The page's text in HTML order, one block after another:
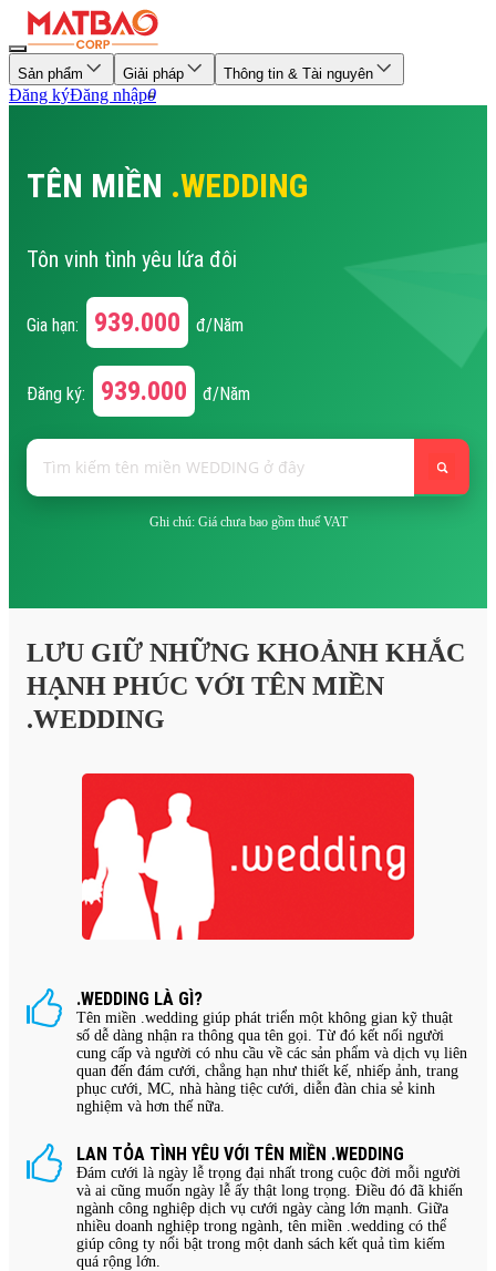
Sản phẩm Giải pháp Thông tin & Tài nguyên
Đăng kýĐăng nhập0
TÊN MIỀN .WEDDING
Tôn vinh tình yêu lứa đôi
Gia hạn: 939.000 đ/Năm
Đăng ký: 939.000 đ/Năm
Ghi chú: Giá chưa bao gồm thuế VAT
LƯU GIỮ NHỮNG KHOẢNH KHẮC
HẠNH PHÚC VỚI TÊN MIỀN
.WEDDING
.WEDDING LÀ GÌ?
Tên miền .wedding giúp phát triển một không gian kỹ thuật
số dễ dàng nhận ra thông qua tên gọi. Từ đó kết nối người
cung cấp và người có nhu cầu về các sản phẩm và dịch vụ liên
quan đến đám cưới, chẳng hạn như thiết kế, nhiếp ảnh, trang
phục cưới, MC, nhà hàng tiệc cưới, diễn đàn chia sẻ kinh
nghiệm và hơn thế nữa.
LAN TỎA TÌNH YÊU VỚI TÊN MIỀN .WEDDING
Đám cưới là ngày lễ trọng đại nhất trong cuộc đời mỗi người
và ai cũng muốn ngày lễ ấy thật long trọng. Điều đó đã khiến
ngành công nghiệp dịch vụ cưới ngày càng lớn mạnh. Giữa
nhiều doanh nghiệp trong ngành, tên miền .wedding có thể
giúp công ty nổi bật trong một danh sách kết quả tìm kiếm
quá rộng lớn.